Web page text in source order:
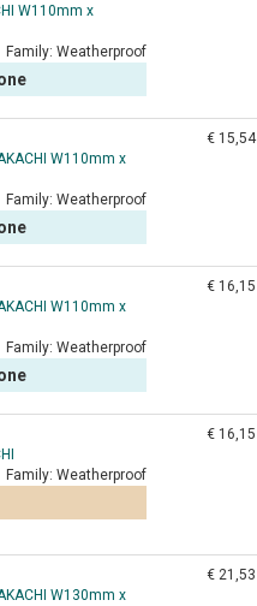
W110mm x
Family: Weatherproof
W110mm x
Family: Weatherproof
€ 15,54
W110mm x
Family: Weatherproof
€ 16,15
Family: Weatherproof
€ 16,15
W130mm x
€ 21,53